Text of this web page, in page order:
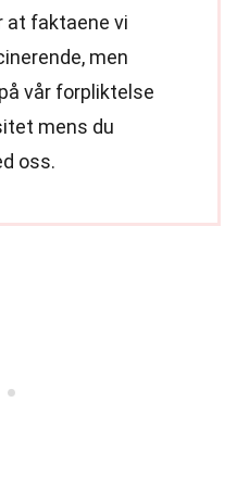
at faktaene vi
men
vår forpliktelse
mens du
oss.